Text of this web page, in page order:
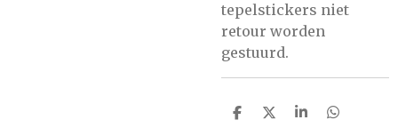
tepelstickers niet
retour worden
gestuurd.
D
D
S
D